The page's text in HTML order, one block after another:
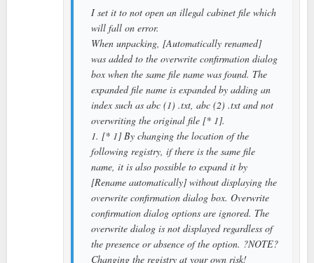
I set it to not open an illegal cabinet file which
will fall on error.
When unpacking, [Automatically renamed]
was added to the overwrite confirmation dialog
box when the same file name was found. The
expanded file name is expanded by adding an
index such as abc (1) .txt, abc (2) .txt and not
overwriting the original file [* 1].
1. [* 1] By changing the location of the
following registry, if there is the same file
name, it is also possible to expand it by
[Rename automatically] without displaying the
overwrite confirmation dialog box. Overwrite
confirmation dialog options are ignored. The
overwrite dialog is not displayed regardless of
the presence or absence of the option. ?NOTE?
Changing the registry at your own risk!